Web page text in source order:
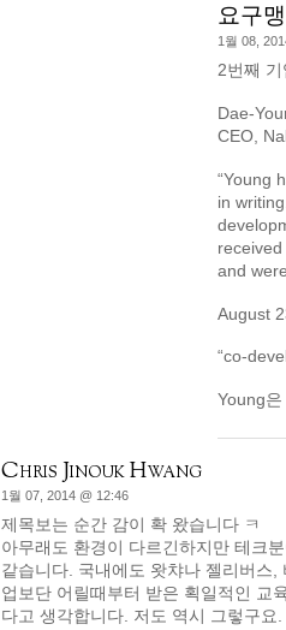
요구
1월 08,
2번째
Dae-
CEO,
“Young
in
and
August
“co-
Young은
Chris Jinouk Hwang
1월 07, 2014 @ 12:46
제목보는 순간 감이 확 왔습니다 ㅋ
아무래도 환경이 다르긴하지만 테크
같습니다. 국내에도 왓챠나 젤리버스
업보단 어릴때부터 받은 획일적인 교
다고 생각합니다. 저도 역시 그렇구